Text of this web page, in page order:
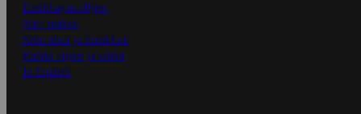
Ensitilaajan ohjeet
Näin maksat
Näin tilaat ja muokkaat
Kaikki ohjeet ja vinkit
In English